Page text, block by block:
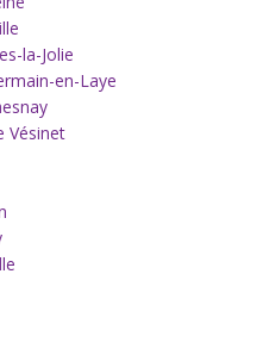
la-Jolie
en-Laye
Vésinet